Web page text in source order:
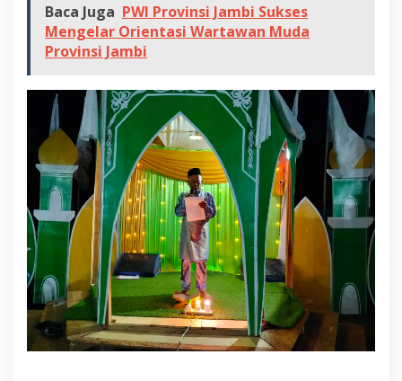
Baca Juga PWI Provinsi Jambi Sukses
Mengelar Orientasi Wartawan Muda
Provinsi Jambi